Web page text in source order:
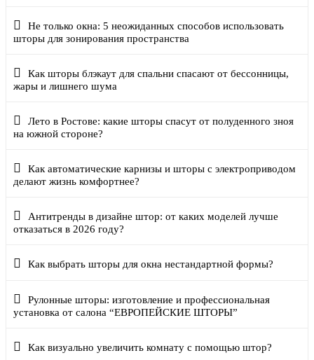
Не только окна: 5 неожиданных способов использовать
шторы для зонирования пространства
Как шторы блэкаут для спальни спасают от бессонницы,
жары и лишнего шума
Лето в Ростове: какие шторы спасут от полуденного зноя
на южной стороне?
Как автоматические карнизы и шторы с электроприводом
делают жизнь комфортнее?
Антитренды в дизайне штор: от каких моделей лучше
отказаться в 2026 году?
Как выбрать шторы для окна нестандартной формы?
Рулонные шторы: изготовление и профессиональная
установка от салона “ЕВРОПЕЙСКИЕ ШТОРЫ”
Как визуально увеличить комнату с помощью штор?